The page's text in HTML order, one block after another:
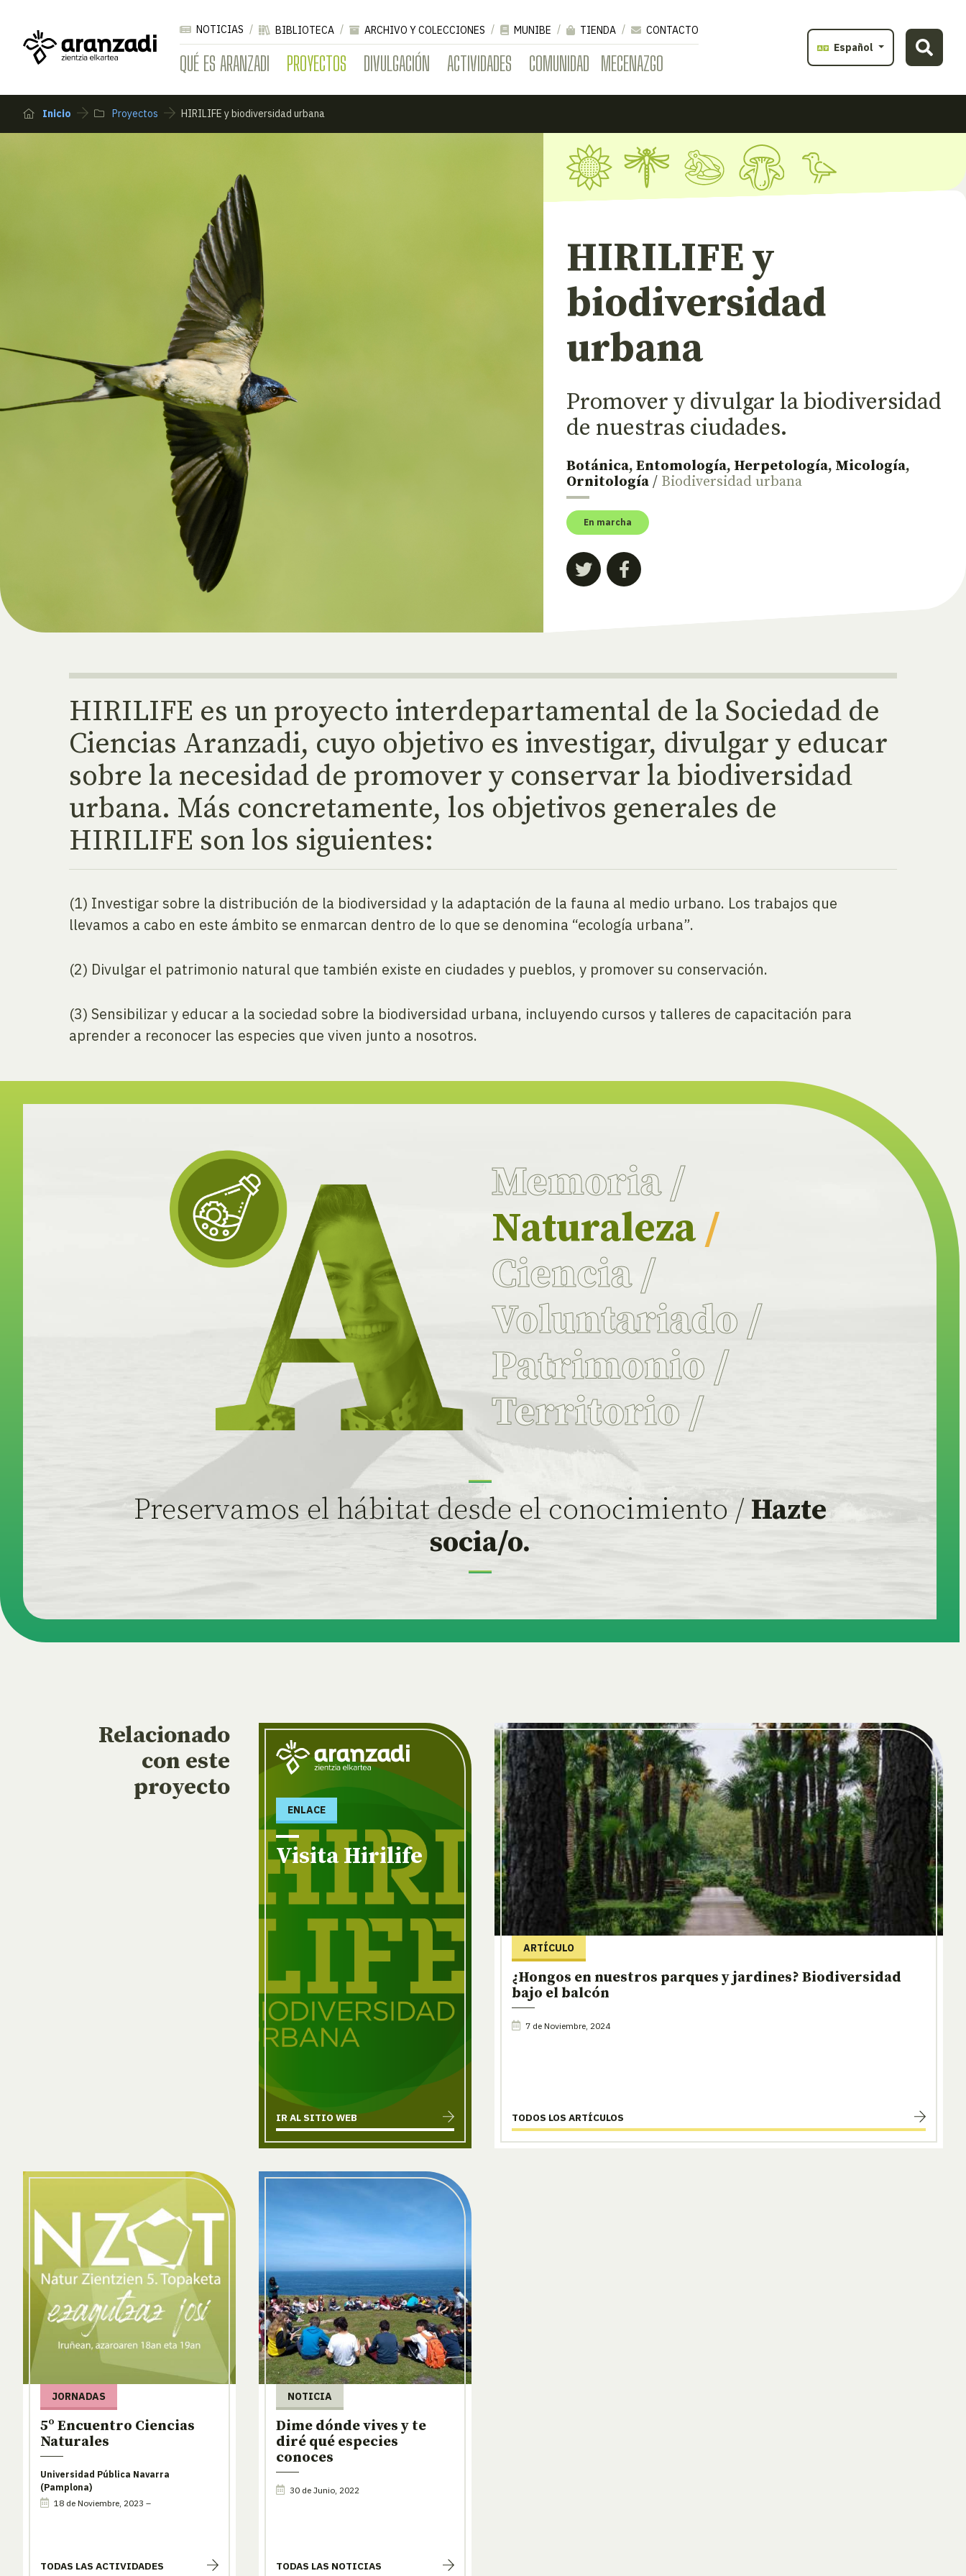
QUÉ ES ARANZADI PROYECTOS DIVULGACIÓN ACTIVIDADES COMUNIDAD MECENAZGO
NOTICIAS BIBLIOTECA ARCHIVO Y COLECCIONES MUNIBE TIENDA
CONTACTO
Español
Inicio Proyectos HIRILIFE y biodiversidad urbana
HIRILIFE y
biodiversidad
urbana
Promover y divulgar la biodiversidad
de nuestras ciudades.
Botánica, Entomología, Herpetología, Micología,
Ornitología / Biodiversidad urbana
En marcha
HIRILIFE es un proyecto interdepartamental de la Sociedad de
Ciencias Aranzadi, cuyo objetivo es investigar, divulgar y educar
sobre la necesidad de promover y conservar la biodiversidad
urbana. Más concretamente, los objetivos generales de
HIRILIFE son los siguientes:
(1) Investigar sobre la distribución de la biodiversidad y la adaptación de la fauna al medio urbano. Los trabajos que
llevamos a cabo en este ámbito se enmarcan dentro de lo que se denomina “ecología urbana”.
(2) Divulgar el patrimonio natural que también existe en ciudades y pueblos, y promover su conservación.
(3) Sensibilizar y educar a la sociedad sobre la biodiversidad urbana, incluyendo cursos y talleres de capacitación para
aprender a reconocer las especies que viven junto a nosotros.
Memoria/
Naturaleza/
Ciencia/
Voluntariado /
Patrimonio /
Territorio /
Preservamos el hábitat desde el conocimiento / Hazte
socia/o.
Relacionado
con este
proyecto
ENLACE
Visita Hirilife
IR AL SITIO WEB
ARTÍCULO
¿Hongos en nuestros parques y jardines? Biodiversidad
bajo el balcón
7 de Noviembre, 2024
TODOS LOS ARTÍCULOS
JORNADAS
5º Encuentro Ciencias
Naturales
Universidad Pública Navarra
(Pamplona)
18 de Noviembre, 2023 –
TODAS LAS ACTIVIDADES
NOTICIA
Dime dónde vives y te
diré qué especies
conoces
30 de Junio, 2022
TODAS LAS NOTICIAS